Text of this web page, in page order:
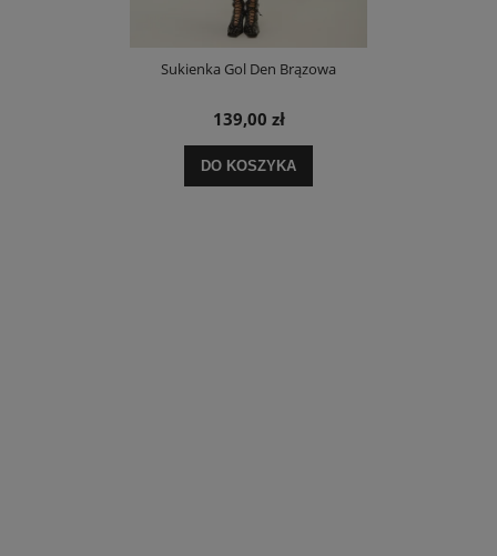
Sukienka Gol Den Brązowa
139,00 zł
DO KOSZYKA